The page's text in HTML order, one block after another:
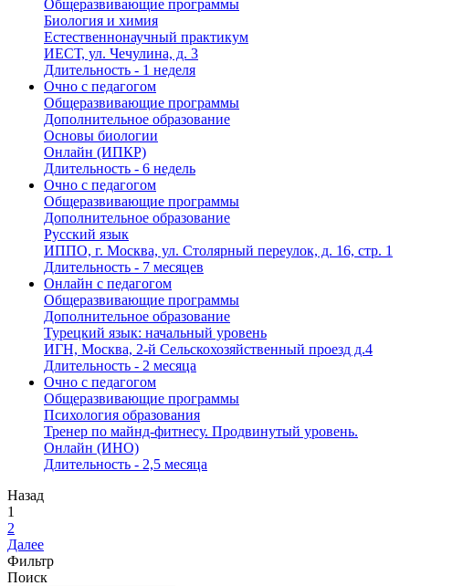
Общеразвивающие программы
Биология и химия
Естественнонаучный практикум
ИЕСТ, ул. Чечулина, д. 3
Длительность - 1 неделя
Очно с педагогом
Общеразвивающие программы
Дополнительное образование
Основы биологии
Онлайн (ИПКР)
Длительность - 6 недель
Очно с педагогом
Общеразвивающие программы
Дополнительное образование
Русский язык
ИППО, г. Москва, ул. Столярный переулок, д. 16, стр. 1
Длительность - 7 месяцев
Онлайн с педагогом
Общеразвивающие программы
Дополнительное образование
Турецкий язык: начальный уровень
ИГН, Москва, 2-й Сельскохозяйственный проезд д.4
Длительность - 2 месяца
Очно с педагогом
Общеразвивающие программы
Психология образования
Тренер по майнд-фитнесу. Продвинутый уровень.
Онлайн (ИНО)
Длительность - 2,5 месяца
Назад
1
2
Далее
Фильтр
Поиск